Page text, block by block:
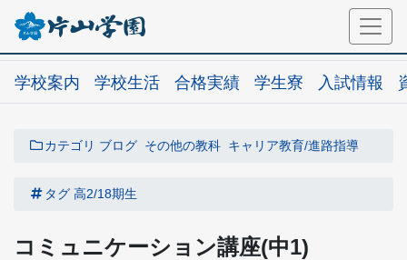
学校案内 学校生活 合格実績 学生寮 入試情報
カテゴリ ブログ その他の教科 キャリア教育/進路指導
タグ 高2/18期生
コミュニケーション講座(中1)